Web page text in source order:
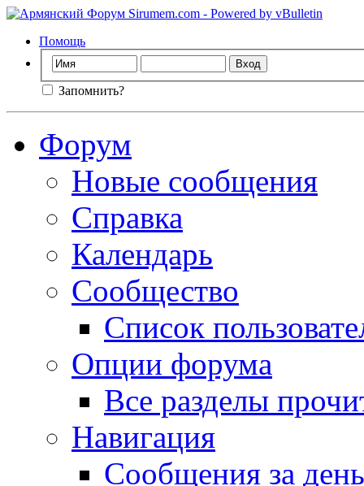
Помощь
Запомнить?
Форум
Новые сообщения
Справка
Календарь
Сообщество
Список
Опции форума
Все разделы
Навигация
Сообщения за день